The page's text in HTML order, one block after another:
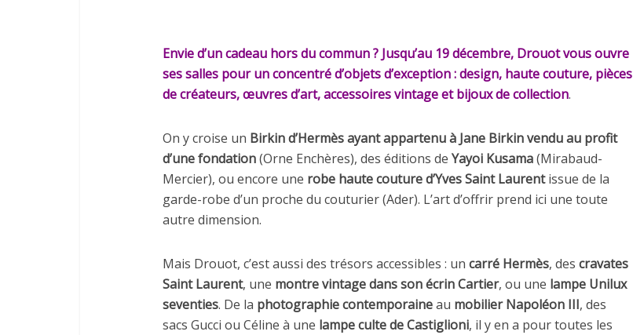
Envie d’un cadeau hors du commun ? Jusqu’au 19 décembre, Drouot vous ouvre
ses salles pour un concentré d’objets d’exception : design, haute couture, pièces
de créateurs, œuvres d’art, accessoires vintage et bijoux de collection.
On y croise un Birkin d’Hermès ayant appartenu à Jane Birkin vendu au profit
d’une fondation(Orne Enchères), des éditions de Yayoi Kusama(Mirabaud-
Mercier), ou encore une robe haute couture d’Yves Saint Laurentissue de la
garde-robe d’un proche du couturier (Ader). L’art d’offrir prend ici une toute
autre dimension.
Mais Drouot, c’est aussi des trésors accessibles : un carré Hermès, des cravates
Saint Laurent, une montre vintage dans son écrin Cartier, ou une lampe Unilux
seventies. De la photographie contemporaineau mobilier Napoléon III, des
sacs Gucci ou Céline à une lampe culte de Castiglioni, il y en a pour toutes les